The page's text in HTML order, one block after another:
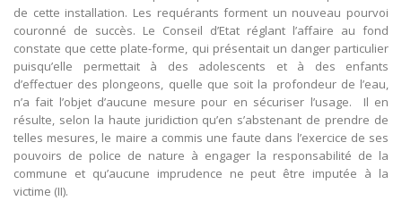
de cette installation. Les requérants forment un nouveau pourvoi
couronné de succès. Le Conseil d’Etat réglant l’affaire au fond
constate que cette plate-forme, qui présentait un danger particulier
puisqu’elle permettait à des adolescents et à des enfants
d’effectuer des plongeons, quelle que soit la profondeur de l’eau,
n’a fait l’objet d’aucune mesure pour en sécuriser l’usage. Il en
résulte, selon la haute juridiction qu’en s’abstenant de prendre de
telles mesures, le maire a commis une faute dans l’exercice de ses
pouvoirs de police de nature à engager la responsabilité de la
commune et qu’aucune imprudence ne peut être imputée à la
victime (II).